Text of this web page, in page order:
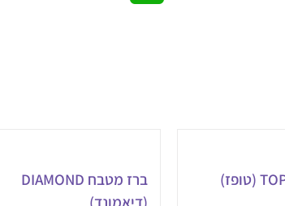
ברז מטבח DIAMOND
(דיאמונד)